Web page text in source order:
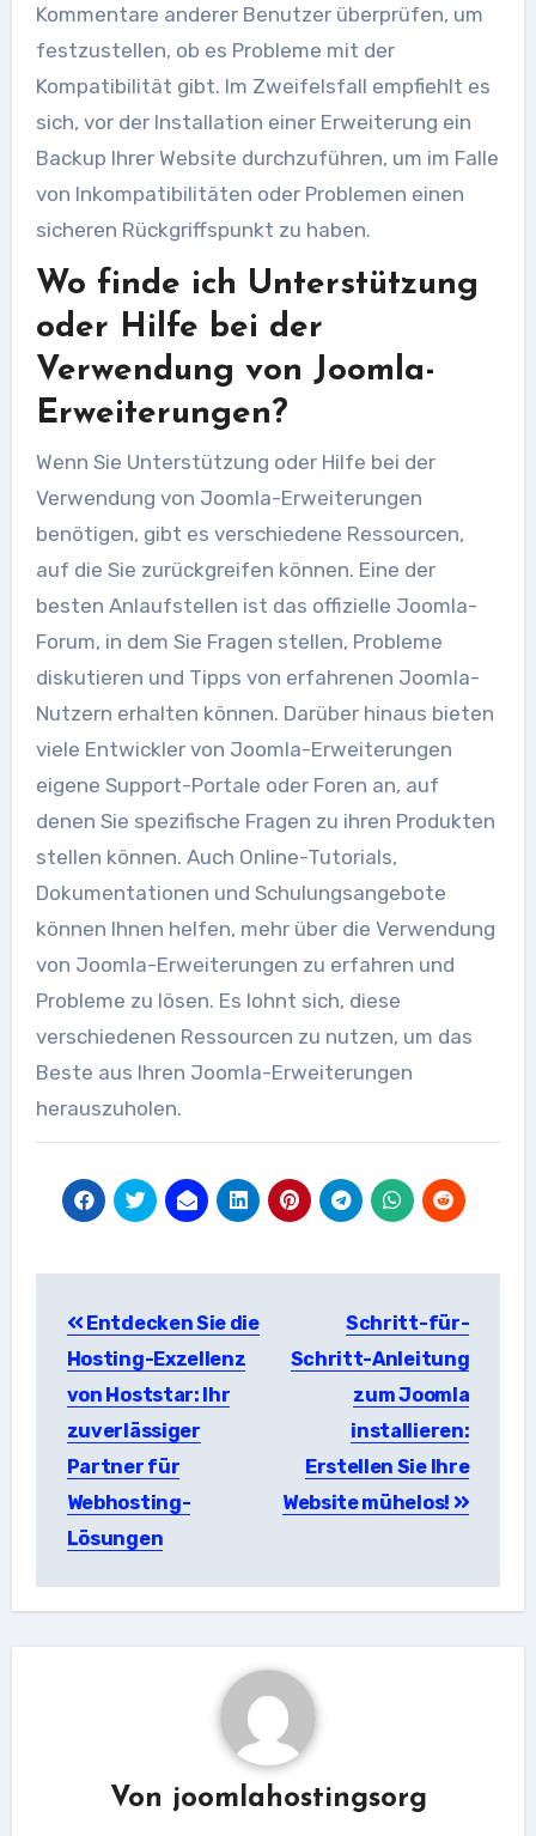
Kommentare anderer Benutzer überprüfen, um
festzustellen, ob es Probleme mit der
Kompatibilität gibt. Im Zweifelsfall empfiehlt es
sich, vor der Installation einer Erweiterung ein
Backup Ihrer Website durchzuführen, um im Falle
von Inkompatibilitäten oder Problemen einen
sicheren Rückgriffspunkt zu haben.
Wo finde ich Unterstützung
oder Hilfe bei der
Verwendung von Joomla-
Erweiterungen?
Wenn Sie Unterstützung oder Hilfe bei der
Verwendung von Joomla-Erweiterungen
benötigen, gibt es verschiedene Ressourcen,
auf die Sie zurückgreifen können. Eine der
besten Anlaufstellen ist das offizielle Joomla-
Forum, in dem Sie Fragen stellen, Probleme
diskutieren und Tipps von erfahrenen Joomla-
Nutzern erhalten können. Darüber hinaus bieten
viele Entwickler von Joomla-Erweiterungen
eigene Support-Portale oder Foren an, auf
denen Sie spezifische Fragen zu ihren Produkten
stellen können. Auch Online-Tutorials,
Dokumentationen und Schulungsangebote
können Ihnen helfen, mehr über die Verwendung
von Joomla-Erweiterungen zu erfahren und
Probleme zu lösen. Es lohnt sich, diese
verschiedenen Ressourcen zu nutzen, um das
Beste aus Ihren Joomla-Erweiterungen
herauszuholen.
Entdecken Sie die
Hosting-Exzellenz
von Hoststar: Ihr
zuverlässiger
Partner für
Webhosting-
Lösungen
Schritt-für-
Schritt-Anleitung
zum Joomla
installieren:
Erstellen Sie Ihre
Website mühelos!
Von joomlahostingsorg